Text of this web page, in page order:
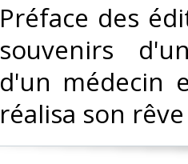
‎Préface des
souvenirs
d'un médecin
réalisa son